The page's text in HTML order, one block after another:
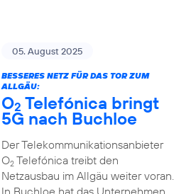
05. August 2025
BESSERES NETZ FÜR DAS TOR ZUM
ALLGÄU:
O2 Telefónica bringt
5G nach Buchloe
Der Telekommunikationsanbieter
O2Telefónica treibt den
Netzausbau im Allgäu weiter voran.
In Buchloe hat das Unternehmen